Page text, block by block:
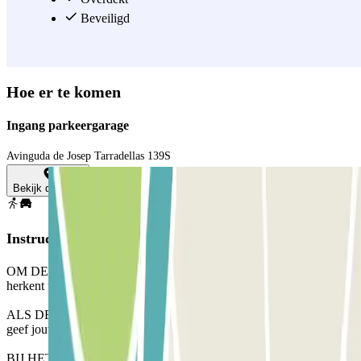
Beveiligd
Hoe er te komen
Ingang parkeergarage
Avinguda de Josep Tarradellas 139S
Bekijk de kaart
Instructies
OM DE SLAGBOOM TE OPENEN: Stop en de kentekenlezer
herkent uw voertuig. Parkeer op een willekeurige vrije plaats.
ALS DE SLAGBOOM NIET OPENT: Bel met de intercom en
geef jouw reserveringsgegevens door.
BIJ HET UITRIJDEN: Stop en de kentekenlezer herkent uw